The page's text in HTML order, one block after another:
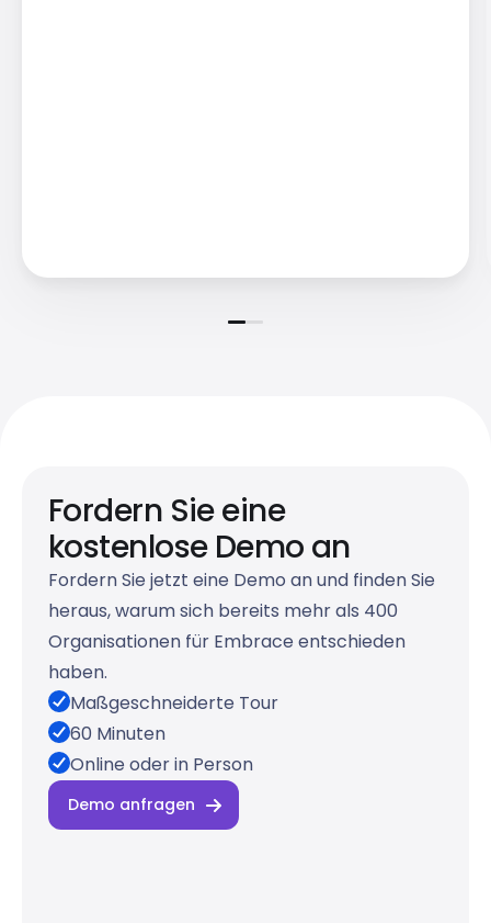
Fordern Sie eine
kostenlose Demo an
Fordern Sie jetzt eine Demo an und finden Sie
heraus, warum sich bereits mehr als 400
Organisationen für Embrace entschieden
haben.
Maßgeschneiderte Tour
60 Minuten
Online oder in Person
Demo anfragen